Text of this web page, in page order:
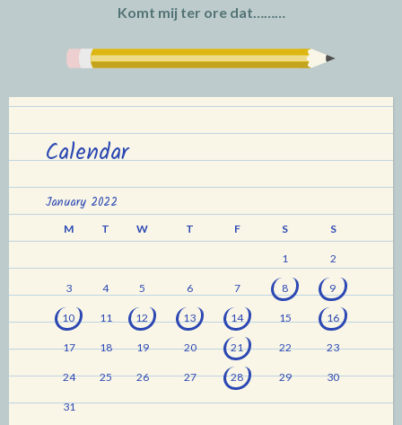
Komt mij ter ore dat………
Calendar
January 2022
M T W T F S S
1 2
3 4 5 6 7 8 9
10 11 12 13 14 15 16
17 18 19 20 21 22 23
24 25 26 27 28 29 30
31